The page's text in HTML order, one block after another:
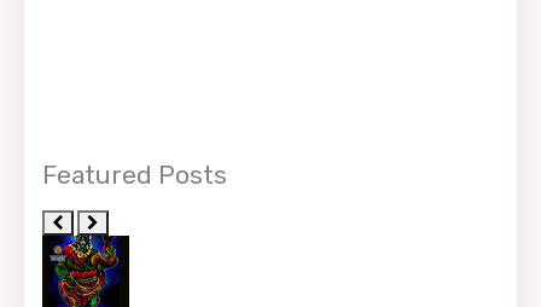
Featured Posts